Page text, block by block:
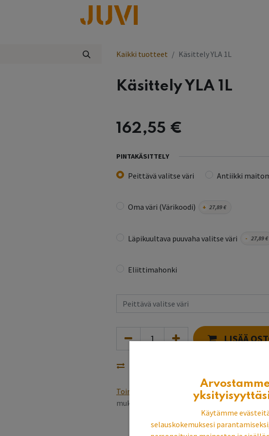
Kaikki tuotteet Käsittely YLA 1L
Käsittely YLA 1L
162,55 €
PINTAKÄSITTELY
Peittävä valitse väri Antiikki
Oma väri (Värikoodi) + 27,89€
Läpikuultava puuvaha valitse väri - 27,89€
Eliittimahonki
LISÄÄ
Toimitusehdot
Varastotuotteet puuvalmiina
mukaan, pintakäsittely 5~6 vk
Käytämme
selauskokemuksesi